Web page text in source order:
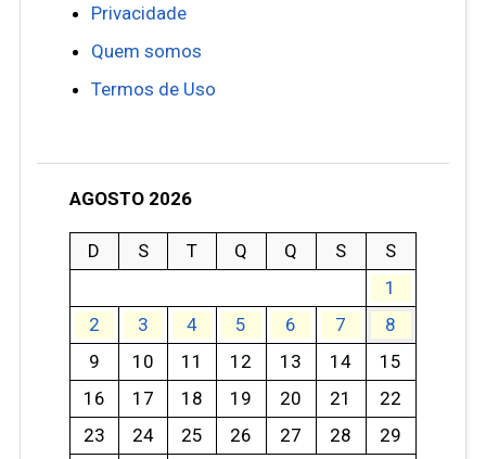
Privacidade
Quem somos
Termos de Uso
AGOSTO 2026
D S T Q Q S
S
1
2
3 4 5 6 7
8
9
10 11 12 13 14
15
16
17 18 19 20 21
22
23
24 25 26 27 28 29